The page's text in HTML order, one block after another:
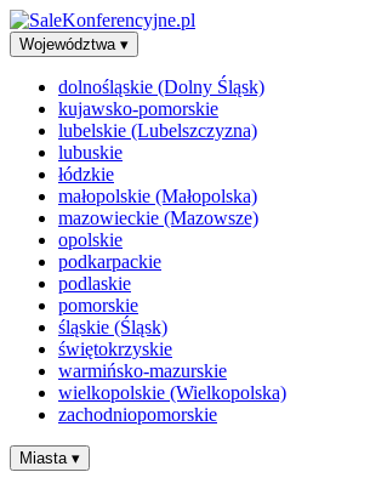
Województwa ▾
dolnośląskie (Dolny Śląsk)
kujawsko-pomorskie
lubelskie (Lubelszczyzna)
lubuskie
łódzkie
małopolskie (Małopolska)
mazowieckie (Mazowsze)
opolskie
podkarpackie
podlaskie
pomorskie
śląskie (Śląsk)
świętokrzyskie
warmińsko-mazurskie
wielkopolskie (Wielkopolska)
zachodniopomorskie
Miasta ▾